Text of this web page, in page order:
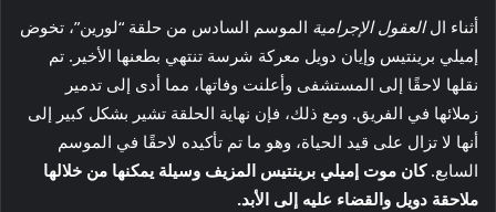
أثناء الالعقول الإجرامية الموسم السادس من حلقة “لورين”، تخوض
إميلي برينتيس وإيان دويل معركة شرسة تنتهي بطعنها الأخير. تم
نقلها لاحقًا إلى المستشفى وأعلنت وفاتها، مما أدى إلى تدمير
زملائها في الفريق. ومع ذلك، فإن نهاية الحلقة تشير بشكل كبير إلى
أنها لا تزال على قيد الحياة، وهو ما تم تأكيده لاحقًا في الموسم
السابع.كان موت إميلي برينتيس المزيف وسيلة يمكنها من خلالها
ملاحقة دويل والقضاء عليه إلى الأبد.